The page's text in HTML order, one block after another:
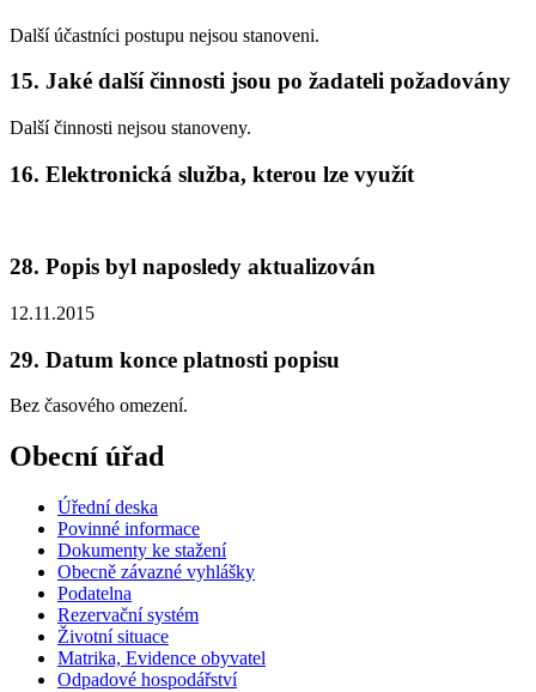
Další účastníci postupu nejsou stanoveni.
15. Jaké další činnosti jsou po žadateli požadovány
Další činnosti nejsou stanoveny.
16. Elektronická služba, kterou lze využít
28. Popis byl naposledy aktualizován
12.11.2015
29. Datum konce platnosti popisu
Bez časového omezení.
Obecní úřad
Úřední deska
Povinné informace
Dokumenty ke stažení
Obecně závazné vyhlášky
Podatelna
Rezervační systém
Životní situace
Matrika, Evidence obyvatel
Odpadové hospodářství